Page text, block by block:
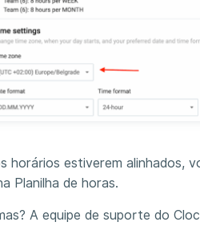
horários estiverem alinhados,
Planilha de horas.
A equipe de suporte do